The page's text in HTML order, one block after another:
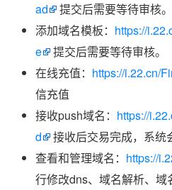
ad
提交后需要等待审核。
添加域名模板： https://
e
提交后需要等待审核。
在线充值： https://i.22.cn/
信充值
接收push域名： https://
d
接收后交易完成，系统
查看和管理域名： https://
行修改dns、域名解析、域